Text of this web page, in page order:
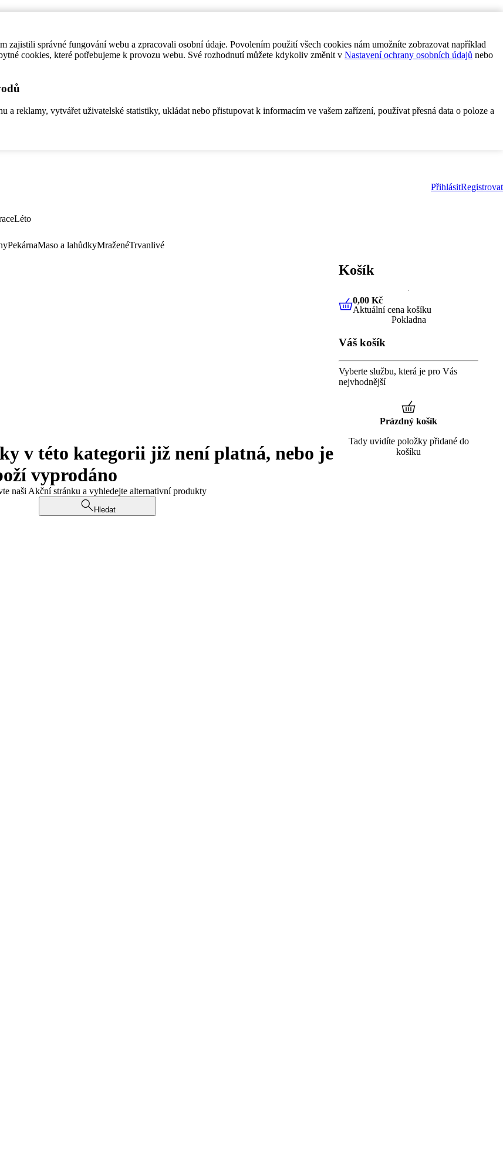
zajistili správné fungování webu a zpracovali osobní údaje. Povolením použití všech cookies nám umožníte zobrazovat například
cookies, které potřebujeme k provozu webu. Své rozhodnutí můžete kdykoliv změnit v Nastavení ochrany osobních údajů nebo
a reklamy, vytvářet uživatelské statistiky, ukládat nebo přistupovat k informacím ve vašem zařízení, používat přesná data o poloze a
PřihlásitRegistrovat
Léto
PekárnaMaso a lahůdkyMraženéTrvanlivé
v této kategorii již není platná, nebo je
vyprodáno
naši Akční stránku a vyhledejte alternativní produkty
Hledat
Košík
0,00 KčAktuální cena košíku
0,00 Kč
Aktuální cena košíku
Pokladna
Váš košík
Vyberte službu, která je pro Vás
nejvhodnější
Prázdný košík
Tady uvidíte položky přidané do
košíku